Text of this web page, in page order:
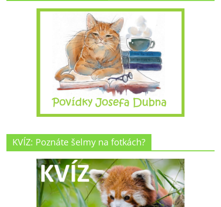
KVÍZ: Poznáte šelmy na fotkách?